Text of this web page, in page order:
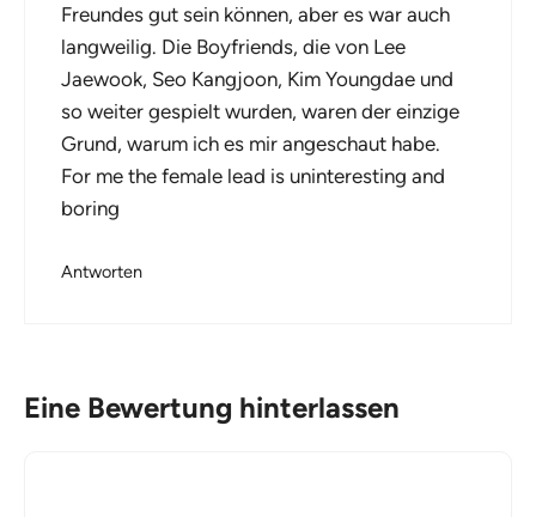
Freundes gut sein können, aber es war auch
langweilig. Die Boyfriends, die von Lee
Jaewook, Seo Kangjoon, Kim Youngdae und
so weiter gespielt wurden, waren der einzige
Grund, warum ich es mir angeschaut habe.
For me the female lead is uninteresting and
boring
Antworten
Eine Bewertung hinterlassen